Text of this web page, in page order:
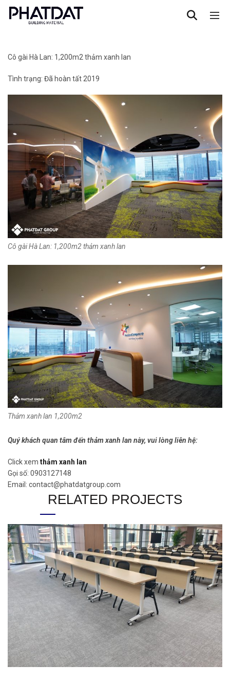
Cô gài Hà Lan: 1,200m2 thảm xanh lan
Tình trạng: Đã hoàn tất 2019
Cô gài Hà Lan: 1,200m2 thảm xanh lan
Thảm xanh lan 1,200m2
Quý khách quan tâm đến thảm xanh lan này, vui lòng liên hệ:
Click xem thảm xanh lan
Gọi số: 0903127148
Email: contact@phatdatgroup.com
RELATED PROJECTS